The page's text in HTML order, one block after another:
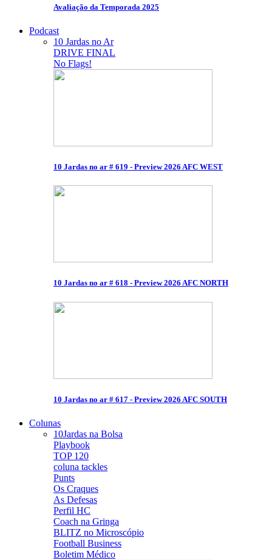
Avaliação da Temporada 2025
Podcast
10 Jardas no Ar
DRIVE FINAL
No Flags!
10 Jardas no ar # 619 - Preview 2026 AFC WEST
10 Jardas no ar # 618 - Preview 2026 AFC NORTH
10 Jardas no ar # 617 - Preview 2026 AFC SOUTH
Colunas
10Jardas na Bolsa
Playbook
TOP 120
coluna tackles
Punts
Os Craques
As Defesas
Perfil HC
Coach na Gringa
BLITZ no Microscópio
Football Business
Boletim Médico